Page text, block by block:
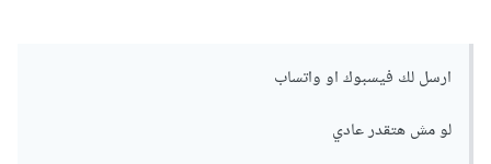
ارسل لك فيسبوك او واتساب
لو مش هتقدر عادي